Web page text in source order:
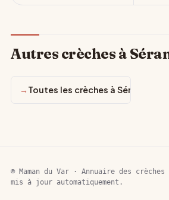
Autres crèches à
Toutes les crèches à Séranon
© Maman du Var · Annuaire des
mis à jour automatiquement.